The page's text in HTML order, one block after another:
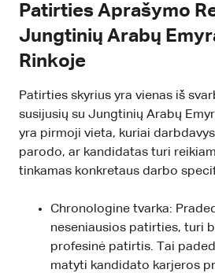
Patirties Aprašymo
Jungtinių Arabų
Rinkoje
Patirties skyrius yra vienas iš
susijusių su Jungtinių Arabų
yra pirmoji vieta, kuriai
parodo, ar kandidatas turi
tinkamas konkretaus darbo
Chronologine tvarka:
neseniausios patirties, turi
profesinė patirtis. Tai
matyti kandidato karjeros